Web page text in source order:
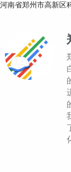
河南省郑州市高新区